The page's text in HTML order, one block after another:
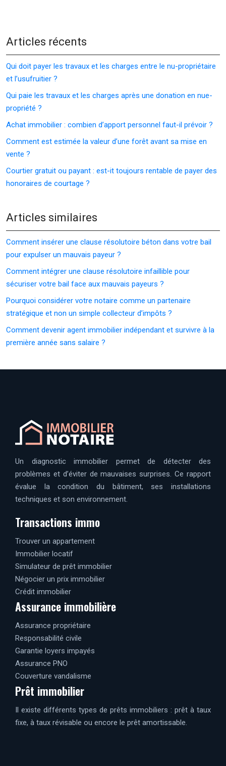
Articles récents
Qui doit payer les travaux et les charges entre le nu-propriétaire
et l’usufruitier ?
Qui paie les travaux et les charges après une donation en nue-
propriété ?
Achat immobilier : combien d’apport personnel faut-il prévoir ?
Comment est estimée la valeur d’une forêt avant sa mise en
vente ?
Courtier gratuit ou payant : est-it toujours rentable de payer des
honoraires de courtage ?
Articles similaires
Comment insérer une clause résolutoire béton dans votre bail
pour expulser un mauvais payeur ?
Comment intégrer une clause résolutoire infaillible pour
sécuriser votre bail face aux mauvais payeurs ?
Pourquoi considérer votre notaire comme un partenaire
stratégique et non un simple collecteur d’impôts ?
Comment devenir agent immobilier indépendant et survivre à la
première année sans salaire ?
Un diagnostic immobilier permet de détecter des
problèmes et d’éviter de mauvaises surprises. Ce rapport
évalue la condition du bâtiment, ses installations
techniques et son environnement.
Transactions immo
Trouver un appartement
Immobilier locatif
Simulateur de prêt immobilier
Négocier un prix immobilier
Crédit immobilier
Assurance immobilière
Assurance propriétaire
Responsabilité civile
Garantie loyers impayés
Assurance PNO
Couverture vandalisme
Prêt immobilier
Il existe différents types de prêts immobiliers : prêt à taux
fixe, à taux révisable ou encore le prêt amortissable.